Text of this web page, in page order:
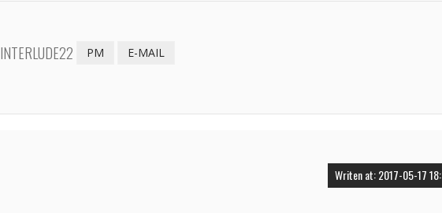
INTERLUDE22 PM E-MAIL
Writen at: 2017-05-17